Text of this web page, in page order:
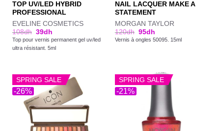
TOP UV/LED HYBRID
PROFESSIONAL
EVELINE COSMETICS
108dh 39dh
Top pour vernis permanent gel uv/led
ultra résistant. 5ml
NAIL LACQUER MAKE A
STATEMENT
MORGAN TAYLOR
120dh 95dh
Vernis à ongles 50095. 15ml
-26%
SPRING SALE
-21%
SPRING SALE